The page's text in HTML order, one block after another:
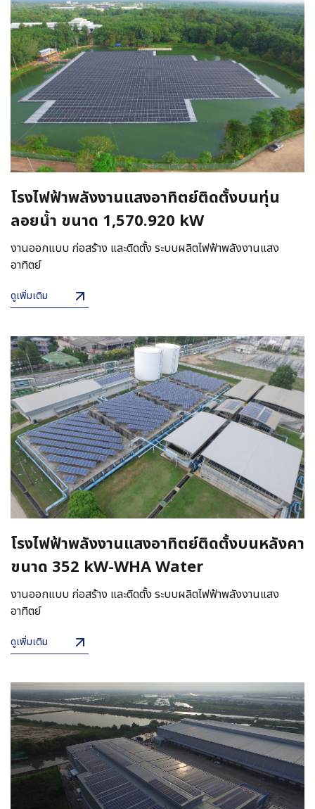
โรงไฟฟ้าพลังงานแสงอาทิตย์ติดตั้งบนทุ่น
ลอยน้ำ ขนาด 1,570.920 kW
งานออกแบบ ก่อสร้าง และติดตั้ง ระบบผลิตไฟฟ้าพลังงานแสง
อาทิตย์
ดูเพิ่มเติม
โรงไฟฟ้าพลังงานแสงอาทิตย์ติดตั้งบนหลังคา
ขนาด 352 kW-WHA Water
งานออกแบบ ก่อสร้าง และติดตั้ง ระบบผลิตไฟฟ้าพลังงานแสง
อาทิตย์
ดูเพิ่มเติม